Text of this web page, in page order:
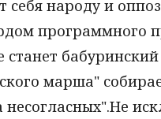
себя народу и
программного
станет
марша"